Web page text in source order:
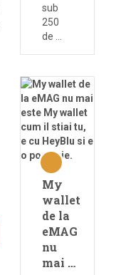
sub
250
de …
My
wallet
de la
eMAG
nu
mai …